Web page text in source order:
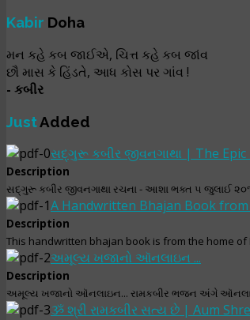
Kabir Doha
મન કહે કબ જાઈએ, ચિત્ત કહે કબ જાંવ
છૌ માસ કે હિંડતે, આધ કોસ પર ગાંવ !
- કબીર
JustAdded
સદ્‌ગુરૂ કબીર જીવનગાથા | The
Description
સદ્‌ગુરૂ કબીર જીવનગાથા રચના - આશા ભક્ત ૫ જુલાઈ
A Handwritten Bhajan Book
Description
This handwritten bhajan book is from the home
અમૂલ્ય ખજાનો ઑનલાઇન ...
Description
અમૂલ્ય ખજાનો ઑનલાઇન... રામકબીર ભજન અંગે
ૐ શ્રી રામકબીર સત્ય છે | Aum